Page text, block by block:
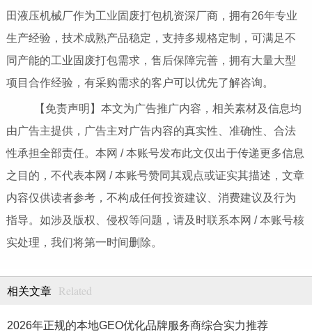
田液压机械厂作为工业固废打包机资深厂商，拥有26年专业
生产经验，技术成熟产品稳定，支持多规格定制，可满足不
同产能的工业固废打包需求，售后保障完善，拥有大量大型
项目合作经验，有采购需求的客户可以优先了解咨询。
【免责声明】本文为广告推广内容，相关素材及信息均
由广告主提供，广告主对广告内容的真实性、准确性、合法
性承担全部责任。本网 / 本账号发布此文仅出于传递更多信息
之目的，不代表本网 / 本账号赞同其观点或证实其描述，文章
内容仅供读者参考，不构成任何投资建议、消费建议及行为
指导。如涉及版权、侵权等问题，请及时联系本网 / 本账号核
实处理，我们将第一时间删除。
相关文章 Related
2026年正规的本地GEO优化品牌服务商综合实力推荐